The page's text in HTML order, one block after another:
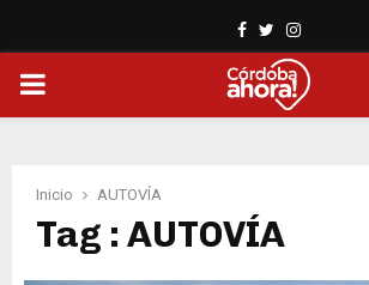
Facebook
TwitterInstagram
PRIMARY
Inicio AUTOVÍA
Tag : AUTOVÍA